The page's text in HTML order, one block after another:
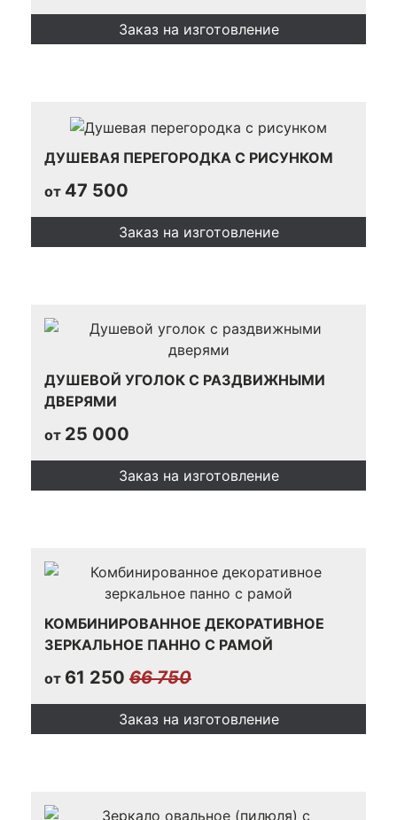
Заказ на изготовление
ДУШЕВАЯ ПЕРЕГОРОДКА С РИСУНКОМ
от 47 500
Заказ на изготовление
ДУШЕВОЙ УГОЛОК С РАЗДВИЖНЫМИ
ДВЕРЯМИ
от 25 000
Заказ на изготовление
КОМБИНИРОВАННОЕ ДЕКОРАТИВНОЕ
ЗЕРКАЛЬНОЕ ПАННО С РАМОЙ
от 61 250 66 750
Заказ на изготовление